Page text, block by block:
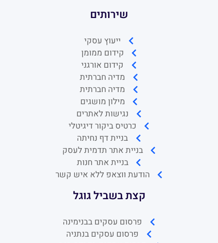
שירותים
ייעוץ עסקי
קידום ממומן
קידום אורגני
מדיה חברתית
מדיה חברתית
מילון מושגים
נגישות לאתרים
כרטיס ביקור דיגיטלי
בניית דף נחיתה
בניית אתר תדמית לעסק
בניית אתר חנות
הודעת ווצאפ ללא איש קשר
קצת בשביל גוגל
פרסום עסקים בבנימינה
פרסום עסקים בנתניה